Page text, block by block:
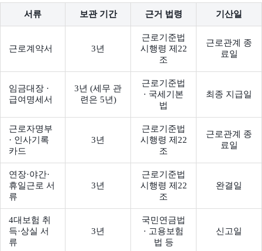
서류 보관 기간 근거 법령 기산일
근로계약서 3년
근로기준법
시행령 제22
조
근로관계 종
료일
임금대장 ·
급여명세서
3년 (세무 관
련은 5년)
근로기준법
· 국세기본
법
최종 지급일
근로자명부
· 인사기록
카드
3년
근로기준법
시행령 제22
조
근로관계 종
료일
연장·야간·
휴일근로 서
류
3년
근로기준법
시행령 제22
조
완결일
4대보험 취
득·상실 서
류
3년
국민연금법
· 고용보험
법 등
신고일